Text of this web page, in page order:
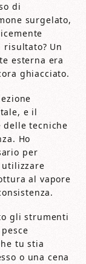
di
surgelato,
risultato? Un
esterna era
ghiacciato.
e il
delle tecniche
Ho
per
utilizzare
al vapore
gli strumenti
tu stia
o una cena